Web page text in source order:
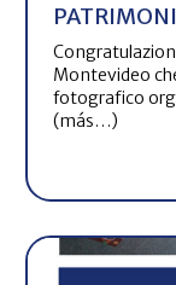
Montevideo
fotografico
(más…)